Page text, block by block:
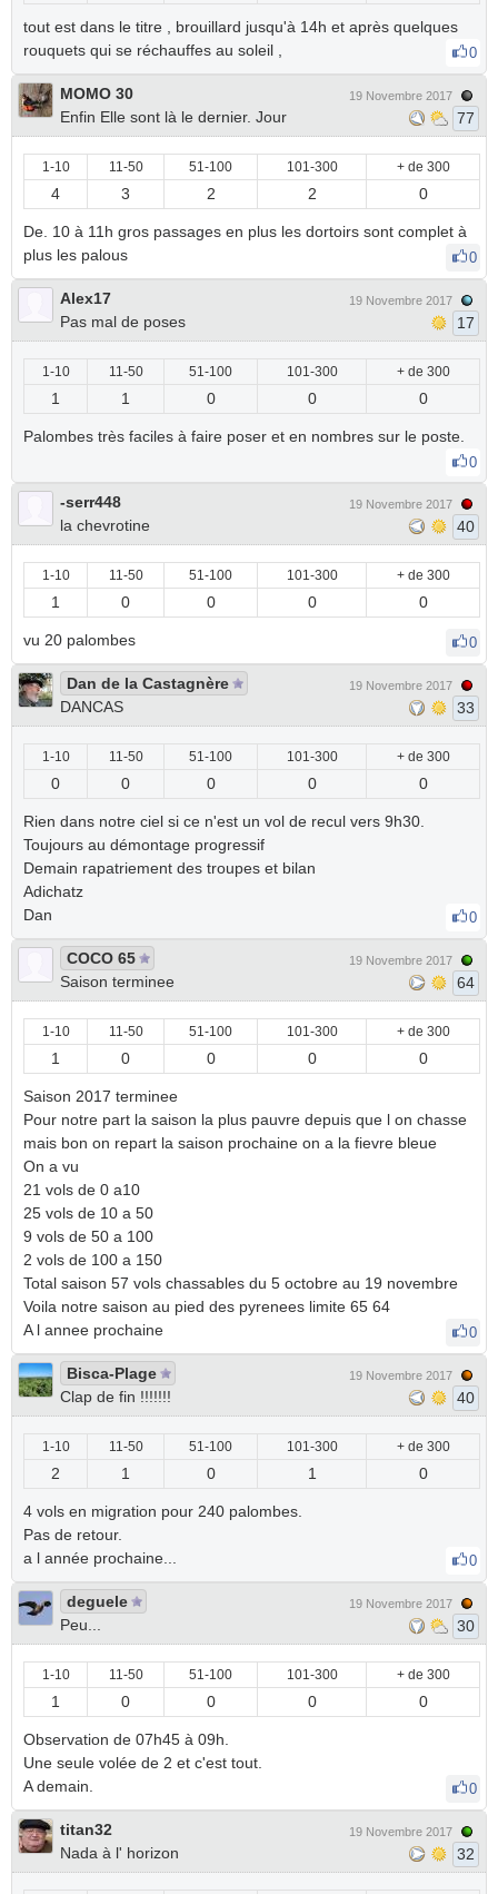
tout est dans le titre , brouillard jusqu'à 14h et après quelques
rouquets qui se réchauffes au soleil ,
0
MOMO 30
Enfin Elle sont là le dernier. Jour
19 Novembre 2017
77
1-10 11-50 51-100 101-300 + de 300
4 3 2 2 0
De. 10 à 11h gros passages en plus les dortoirs sont complet à
plus les palous
0
Alex17
Pas mal de poses
19 Novembre 2017
17
1-10 11-50 51-100 101-300 + de 300
1 1 0 0 0
Palombes très faciles à faire poser et en nombres sur le poste.
0
-serr448
la chevrotine
19 Novembre 2017
40
1-10 11-50 51-100 101-300 + de 300
1 0 0 0 0
vu 20 palombes 0
Dan de la Castagnère
DANCAS
19 Novembre 2017
33
1-10 11-50 51-100 101-300 + de 300
0 0 0 0 0
Rien dans notre ciel si ce n'est un vol de recul vers 9h30.
Toujours au démontage progressif
Demain rapatriement des troupes et bilan
Adichatz
Dan
0
COCO 65
Saison terminee
19 Novembre 2017
64
1-10 11-50 51-100 101-300 + de 300
1 0 0 0 0
Saison 2017 terminee
Pour notre part la saison la plus pauvre depuis que l on chasse
mais bon on repart la saison prochaine on a la fievre bleue
On a vu
21 vols de 0 a10
25 vols de 10 a 50
9 vols de 50 a 100
2 vols de 100 a 150
Total saison 57 vols chassables du 5 octobre au 19 novembre
Voila notre saison au pied des pyrenees limite 65 64
A l annee prochaine
0
Bisca-Plage
Clap de fin !!!!!!!
19 Novembre 2017
40
1-10 11-50 51-100 101-300 + de 300
2 1 0 1 0
4 vols en migration pour 240 palombes.
Pas de retour.
a l année prochaine...
0
deguele
Peu...
19 Novembre 2017
30
1-10 11-50 51-100 101-300 + de 300
1 0 0 0 0
Observation de 07h45 à 09h.
Une seule volée de 2 et c'est tout.
A demain.
0
titan32
Nada à l' horizon
19 Novembre 2017
32